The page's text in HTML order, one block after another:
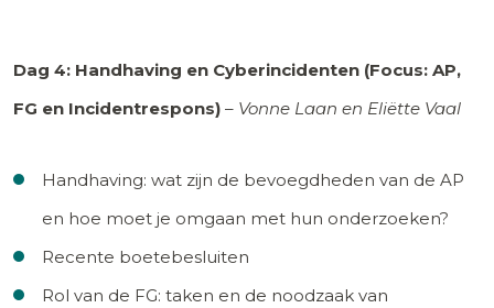
Dag 4: Handhaving en Cyberincidenten (Focus: AP,
FG en Incidentrespons) – Vonne Laan en Eliëtte Vaal
Handhaving: wat zijn de bevoegdheden van de AP
en hoe moet je omgaan met hun onderzoeken?
Recente boetebesluiten
Rol van de FG: taken en de noodzaak van